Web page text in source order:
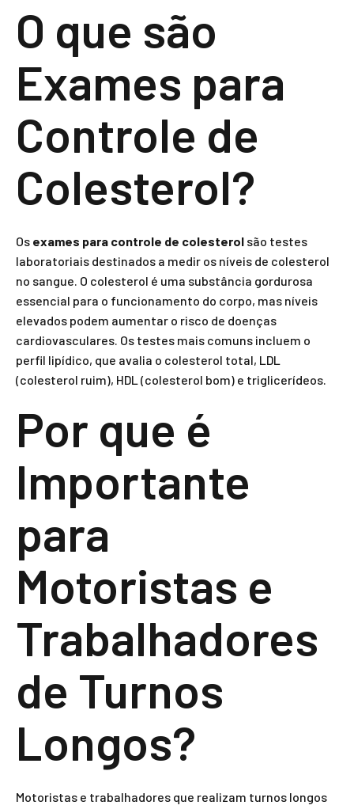
O que são
Exames para
Controle de
Colesterol?
Os exames para controle de colesterol são testes
laboratoriais destinados a medir os níveis de colesterol
no sangue. O colesterol é uma substância gordurosa
essencial para o funcionamento do corpo, mas níveis
elevados podem aumentar o risco de doenças
cardiovasculares. Os testes mais comuns incluem o
perfil lipídico, que avalia o colesterol total, LDL
(colesterol ruim), HDL (colesterol bom) e triglicerídeos.
Por que é
Importante
para
Motoristas e
Trabalhadores
de Turnos
Longos?
Motoristas e trabalhadores que realizam turnos longos